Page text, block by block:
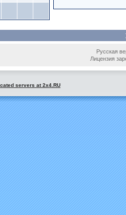
Русская
Лицензия
servers at 2x4.RU